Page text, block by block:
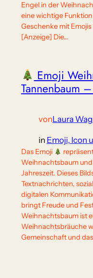
Engel in der
eine wichtige
Geschenke mit
[Anzeige] Die…
Emoji
Tannenbaum
vonLaura
in Emoji, Icon
Das Emoji
Weihnachtsbaum
Jahreszeit. Dieses
Textnachrichten,
digitalen
bringt Freude und
Weihnachtsbaum ist
Weihnachtsbräuche
Gemeinschaft und